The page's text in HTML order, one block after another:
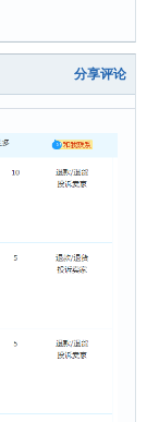
分享评论